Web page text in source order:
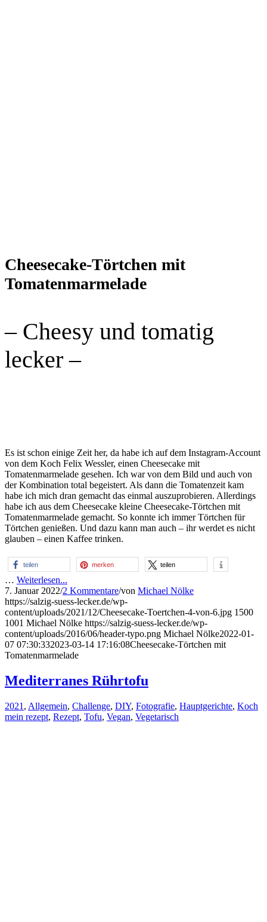
Cheesecake-Törtchen mit
Tomatenmarmelade
– Cheesy und tomatig
lecker –
Es ist schon einige Zeit her, da habe ich auf dem Instagram-Account
von dem Koch Felix Wessler, einen Cheesecake mit
Tomatenmarmelade gesehen. Ich war von dem Bild und auch von
der Kombination total begeistert. Als dann die Tomatenzeit kam
habe ich mich dran gemacht das einmal auszuprobieren. Allerdings
habe ich aus dem Cheesecake kleine Cheesecake-Törtchen mit
Tomatenmarmelade gemacht. So konnte ich immer Törtchen für
Törtchen genießen. Und dazu kann man auch – ihr werdet es nicht
glauben – einen Kaffee trinken.
teilen merken teilen
… Weiterlesen...
7. Januar 2022/2 Kommentare/von Michael Nölke
https://salzig-suess-lecker.de/wp-
content/uploads/2021/12/Cheesecake-Toertchen-4-von-6.jpg 1500
1001 Michael Nölke https://salzig-suess-lecker.de/wp-
content/uploads/2016/06/header-typo.png Michael Nölke2022-01-
07 07:30:332023-03-14 17:16:08Cheesecake-Törtchen mit
Tomatenmarmelade
Mediterranes Rührtofu
2021 , Allgemein, Challenge, DIY, Fotografie, Hauptgerichte, Koch
mein rezept, Rezept, Tofu, Vegan, Vegetarisch